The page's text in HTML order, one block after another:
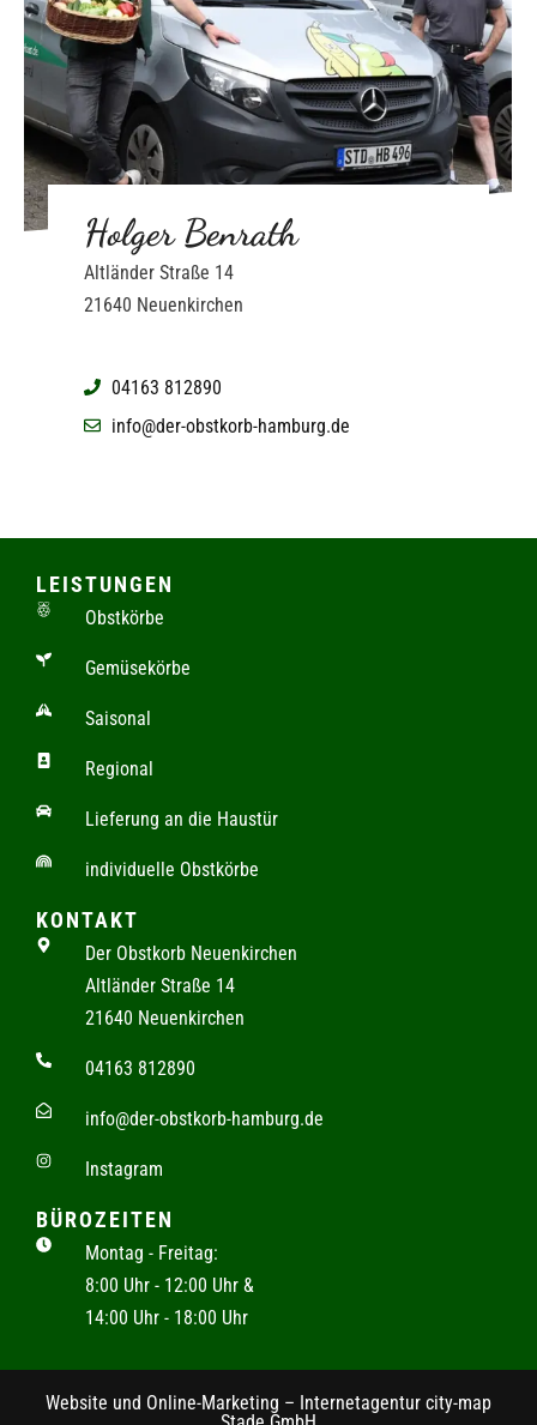
Holger Benrath
Altländer Straße 14
21640 Neuenkirchen
04163 812890
info@der-obstkorb-hamburg.de
LEISTUNGEN
Obstkörbe
Gemüsekörbe
Saisonal
Regional
Lieferung an die Haustür
individuelle Obstkörbe
KONTAKT
Der Obstkorb Neuenkirchen
Altländer Straße 14
21640 Neuenkirchen
04163 812890
info@der-obstkorb-hamburg.de
Instagram
BÜROZEITEN
Montag - Freitag:
8:00 Uhr - 12:00 Uhr &
14:00 Uhr - 18:00 Uhr
Website und Online-Marketing – Internetagentur city-map